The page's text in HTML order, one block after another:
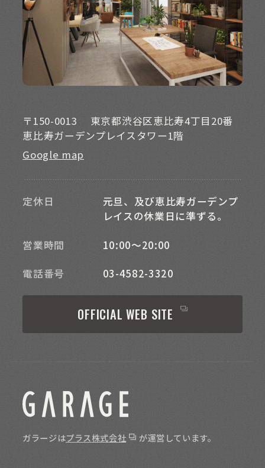
〒150-0013
東京都渋谷区恵比寿4丁目20番
恵比寿ガーデンプレイスタワー1階
Google map
定休日
元旦、及び恵比寿ガーデンプ
レイスの休業日に準ずる。
営業時間 10:00～20:00
電話番号 03-4582-3320
OFFICIAL WEB SITE
ガラージはプラス株式会社 が運営しています。